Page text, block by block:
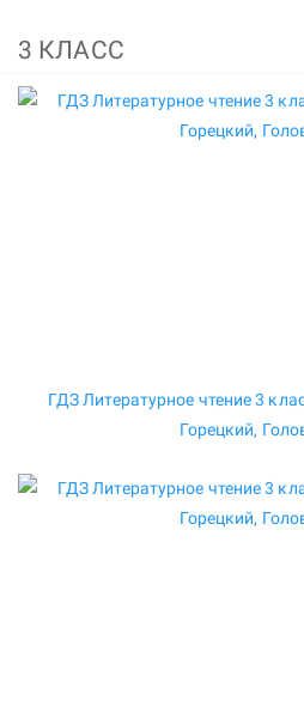
3 КЛАСС
ГДЗ Литературное чтение 3
Горецкий,